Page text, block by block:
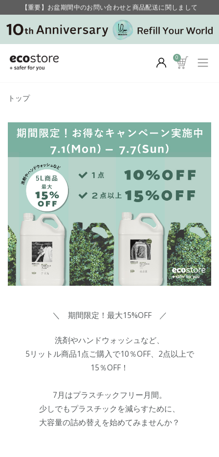
【重要】お盆期間中のお問い合わせと商品配送に関しまして
毎月お得にポイントが貯まる！ “月のポイントアップデー”
0
トップ
＼ 期間限定！最大15%OFF ／
洗剤やハンドウォッシュなど、
5リットル商品1点ご購入で10％OFF、2点以上で
15％OFF！
7月はプラスチックフリー月間。
少しでもプラスチックを減らすために、
大容量の詰め替えを始めてみませんか？